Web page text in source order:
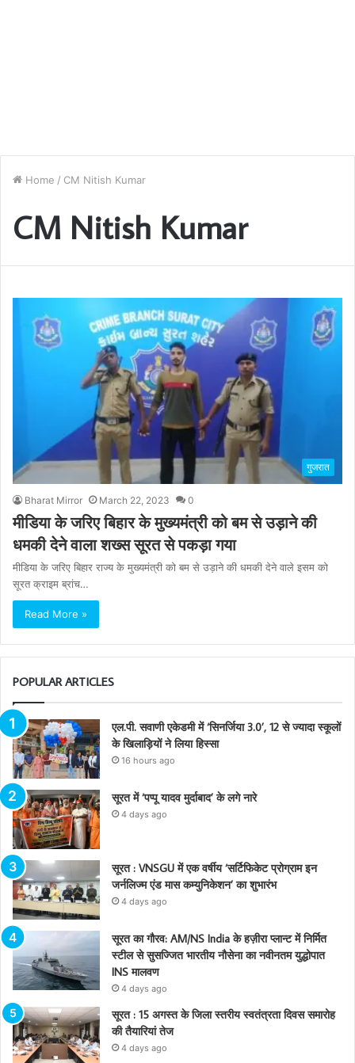
Home / CM Nitish Kumar
CM Nitish Kumar
गुजरात
Bharat Mirror March 22, 2023 0
मीडिया के जरिए बिहार के मुख्यमंत्री को बम से उड़ाने की
धमकी देने वाला शख्स सूरत से पकड़ा गया
मीडिया के जरिए बिहार राज्य के मुख्यमंत्री को बम से उड़ाने की धमकी देने वाले इसम को
सूरत क्राइम ब्रांच…
Read More »
POPULAR ARTICLES
एल.पी. सवाणी एकेडमी में ‘सिनर्जिया 3.0’, 12 से ज्यादा स्कूलों
के खिलाड़ियों ने लिया हिस्सा
16 hours ago
सूरत में ‘पप्पू यादव मुर्दाबाद’ के लगे नारे
4 days ago
सूरत : VNSGU में एक वर्षीय ‘सर्टिफिकेट प्रोग्राम इन
जर्नलिज्म एंड मास कम्युनिकेशन’ का शुभारंभ
4 days ago
सूरत का गौरव: AM/NS India के हज़ीरा प्लान्ट में निर्मित
स्टील से सुसज्जित भारतीय नौसेना का नवीनतम युद्धोपात
INS मालवण
4 days ago
सूरत : 15 अगस्त के जिला स्तरीय स्वतंत्रता दिवस समारोह
की तैयारियां तेज
4 days ago